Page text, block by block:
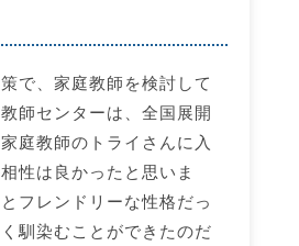
で、家庭教師を検討して
師センターは、全国展開
庭教師のトライさんに入
性は良かったと思いま
フレンドリーな性格だっ
馴染むことができたのだ